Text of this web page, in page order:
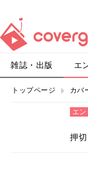
雑誌・出版 エ
トップページ カバ
エ
押